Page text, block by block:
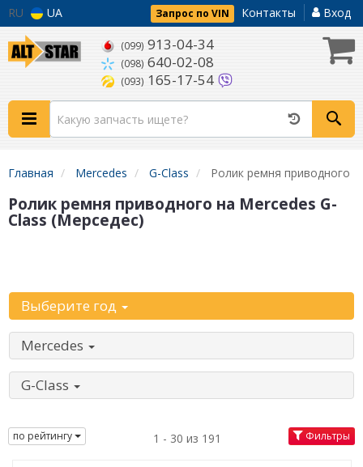
RU UA Запрос по VIN Контакты Вход
(099) 913-04-34
(098) 640-02-08
(093) 165-17-54
Главная Mercedes G-Class Ролик ремня приводного
Ролик ремня приводного на Mercedes G-
Class (Мерседес)
Выберите год
Mercedes
G-Class
по рейтингу 1 - 30 из 191 Фильтры